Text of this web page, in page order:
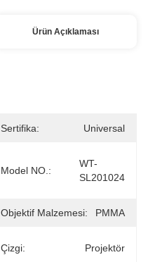
Ürün Açıklaması
Sertifika: Universal
Model NO.:
WT-
SL201024
Objektif Malzemesi: PMMA
Çizgi: Projektör